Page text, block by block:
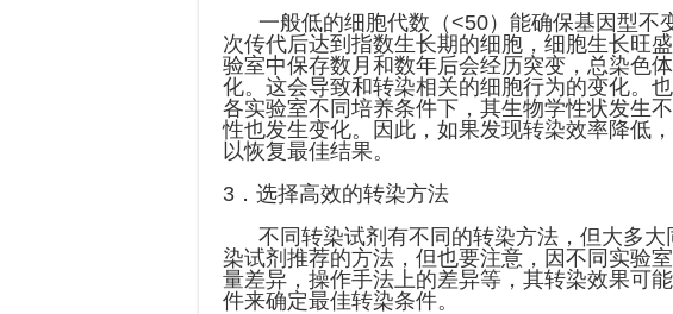
一般低的细胞代数（<50）能确保基因型不
次传代后达到指数生长期的细胞，细胞生长旺
验室中保存数月和数年后会经历突变，总染色
化。这会导致和转染相关的细胞行为的变化。
各实验室不同培养条件下，其生物学性状发生
性也发生变化。因此，如果发现转染效率降低
以恢复最佳结果。
3．选择高效的转染方法
不同转染试剂有不同的转染方法，但大多大
染试剂推荐的方法，但也要注意，因不同实验
量差异，操作手法上的差异等，其转染效果可
件来确定最佳转染条件。